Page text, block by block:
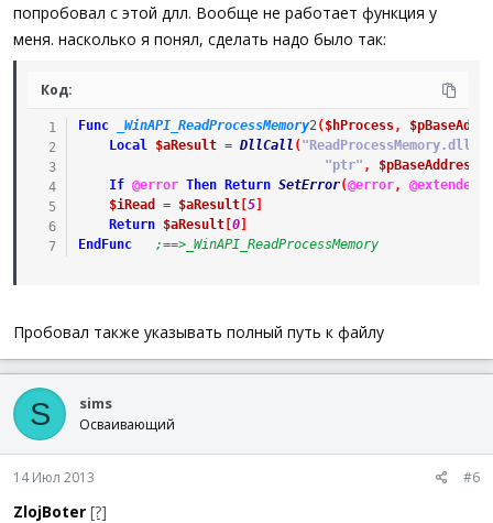
попробовал с этой длл. Вообще не работает функция у
меня. насколько я понял, сделать надо было так:
Код:
Func _WinAPI_ReadProcessMemory2( $hProcess,
Local
$aResult = DllCall ( "ReadProcessMemory.dll"
"ptr" , $pBaseAddress
If @error Then Return SetError(@error, @extended
$iRead
= $aResult[ 5]
Return
$aResult[ 0]
EndFunc
;==>_WinAPI_ReadProcessMemory
Пробовал также указывать полный путь к файлу
S sims
Осваивающий
14 Июл 2013 #6
ZlojBoter [?]